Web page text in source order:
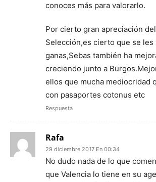
conoces más para valorarlo.
Por cierto gran apreciación
Selección,es cierto que se les
ganas,Sebas también ha
creciendo junto a
ellos que mucha mediocridad
con pasaportes cotonus etc
Respuesta
Rafa
29 diciembre 2017 En 00:34
No dudo nada de lo que
que Valencia lo tiene en su